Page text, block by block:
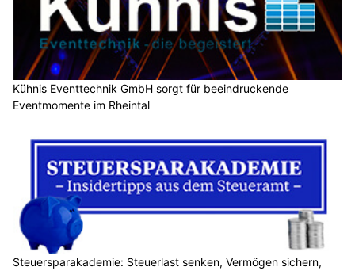
Kühnis Eventtechnik GmbH sorgt für beeindruckende
Eventmomente im Rheintal
Steuersparakademie: Steuerlast senken, Vermögen sichern,